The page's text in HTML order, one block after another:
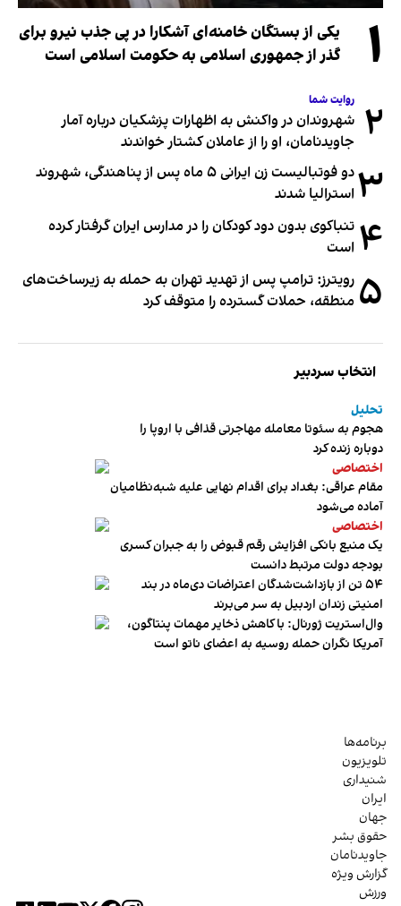
۱
یکی از بستگان خامنه‌ای آشکارا در پی جذب نیرو برای
گذر از جمهوری اسلامی به حکومت اسلامی است
۲ روایت شما
شهروندان در واکنش به اظهارات پزشکیان درباره آمار
جاویدنامان، او را از عاملان کشتار خواندند
۳
دو فوتبالیست زن ایرانی ۵ ماه پس از پناهندگی، شهروند
استرالیا شدند
۴ تنباکوی بدون دود کودکان را در مدارس ایران گرفتار کرده
است
۵ رویترز: ترامپ پس از تهدید تهران به حمله به زیرساخت‌های
منطقه، حملات گسترده را متوقف کرد
انتخاب سردبیر
تحلیل
هجوم به سئوتا معامله مهاجرتی قذافی با اروپا را
دوباره زنده کرد
اختصاصی
مقام عراقی: بغداد برای اقدام نهایی علیه شبه‌نظامیان
آماده می‌شود
اختصاصی
یک منبع بانکی افزایش رقم قبوض را به جبران کسری
بودجه دولت مرتبط دانست
۵۴ تن از بازداشت‌شدگان اعتراضات دی‌ماه در بند
امنیتی زندان اردبیل به سر می‌برند
وال‌استریت ژورنال: با کاهش ذخایر مهمات پنتاگون،
آمریکا نگران حمله روسیه به اعضای ناتو‌ است
برنامه‌ها
تلویزیون
شنیداری
ایران
جهان
حقوق بشر
جاویدنامان
گزارش ویژه
ورزش